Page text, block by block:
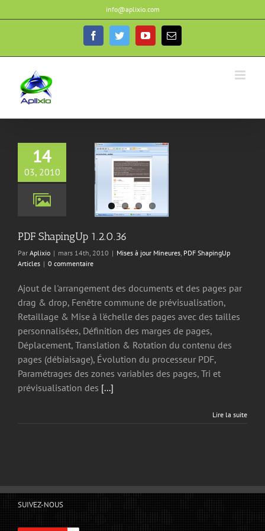
au
info@aplixio.com
FacebookTwitterYouTubeEmail
14
03, 2010
1.2.0.36
Mineures PDF
Articles
PDF ShapingUp 1.2.0.36
Par Aplixio | mars 14th, 2010 | Mises à jour Mineures PDF ShapingUp
Articles | 0 commentaire
Ajout de l'arrangement des documents et des pages par
drag & drop, Fenêtre commune de prévisualisation,
Retaillage & Mise à l'échelle des pages avec des tailles
personnalisées, Définition des marges de pages,
Déplacement, Translation & Rotation du contenu des
pages (débiaisage), Évolution du processeur PDF,
Paramétrages des zones variables des pages, Tri et
prévisualisation des [...]
Lire la suite
SUIVEZ-NOUS